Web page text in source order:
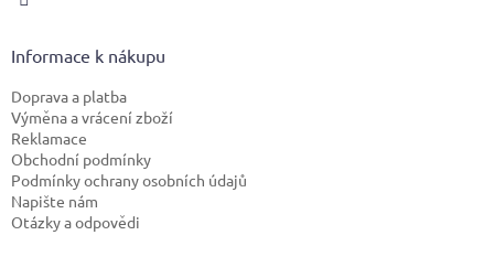
Informace k nákupu
Doprava a platba
Výměna a vrácení zboží
Reklamace
Obchodní podmínky
Podmínky ochrany osobních údajů
Napište nám
Otázky a odpovědi